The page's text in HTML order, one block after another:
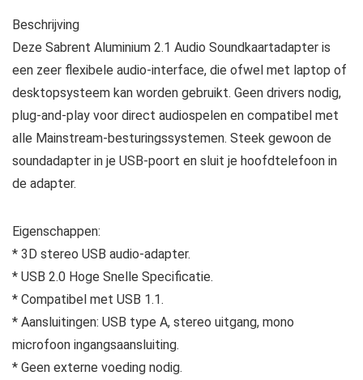
Beschrijving
Deze Sabrent Aluminium 2.1 Audio Soundkaartadapter is
een zeer flexibele audio-interface, die ofwel met laptop of
desktopsysteem kan worden gebruikt. Geen drivers nodig,
plug-and-play voor direct audiospelen en compatibel met
alle Mainstream-besturingssystemen. Steek gewoon de
soundadapter in je USB-poort en sluit je hoofdtelefoon in
de adapter.
Eigenschappen:
* 3D stereo USB audio-adapter.
* USB 2.0 Hoge Snelle Specificatie.
* Compatibel met USB 1.1.
* Aansluitingen: USB type A, stereo uitgang, mono
microfoon ingangsaansluiting.
* Geen externe voeding nodig.